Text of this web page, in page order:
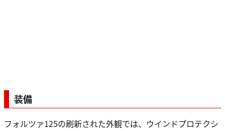
装備
フォルツァ125の刷新された外観では、ウインドプロテクシ